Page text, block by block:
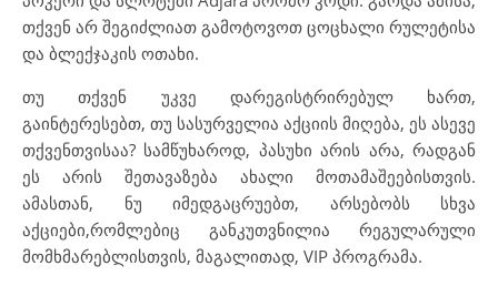
თქვენ არ შეგიძლიათ გამოტოვოთ ცოცხალი რულეტისა
და ბლექჯაკის ოთახი.
თუ თქვენ უკვე დარეგისტრირებულ ხართ,
გაინტერესებთ, თუ სასურველია აქციის მიღება, ეს ასევე
თქვენთვისაა? სამწუხაროდ, პასუხი არის არა, რადგან
ეს არის შეთავაზება ახალი მოთამაშეებისთვის.
ამასთან, ნუ იმედგაცრუებთ, არსებობს სხვა
აქციები,რომლებიც განკუთვნილია რეგულარული
მომხმარებლისთვის, მაგალითად, VIP პროგრამა.